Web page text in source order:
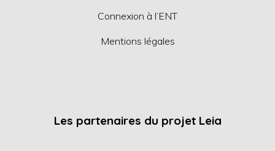
Connexion à l’ENT
Mentions légales
Les partenaires du projet Leia